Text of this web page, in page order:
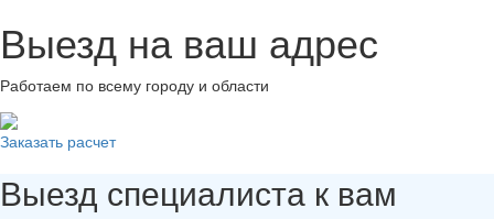
Выезд на ваш адрес
Работаем по всему городу и области
Заказать расчет
Выезд специалиста к вам